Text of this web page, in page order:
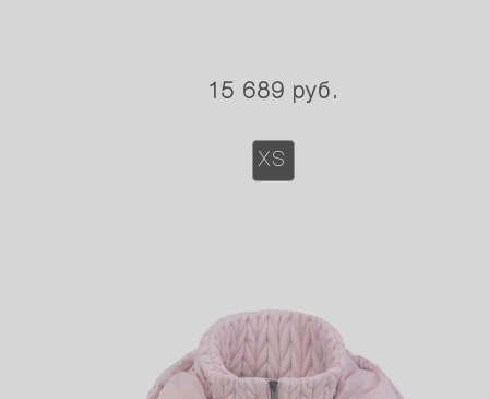
15 689 руб.
XS